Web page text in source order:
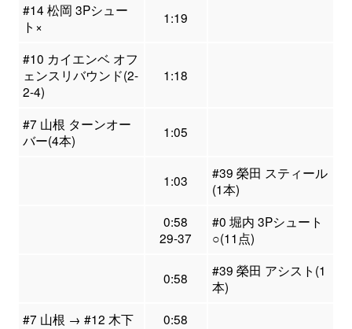
#14 松岡 3Pシュー
ト×
1:19
#10 カイエンベ オフ
ェンスリバウンド(2-
2-4)
1:18
#7 山根 ターンオー
バー(4本)
1:05
1:03
#39 榮田 スティール
(1本)
0:58
29-37
#0 堀内 3Pシュート
○(11点)
0:58
#39 榮田 アシスト(1
本)
#7 山根 → #12 木下
0:58